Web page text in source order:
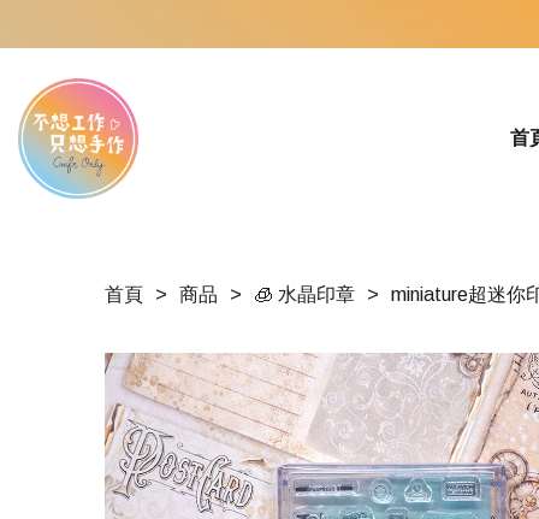
首
首頁 商品 🧊 水晶印章 miniature超迷你